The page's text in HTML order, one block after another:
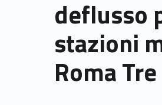
deflusso
stazioni
Roma Tre